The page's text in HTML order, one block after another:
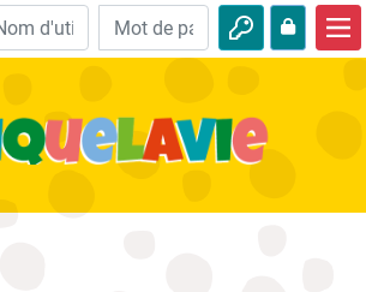
Enseignement biblique